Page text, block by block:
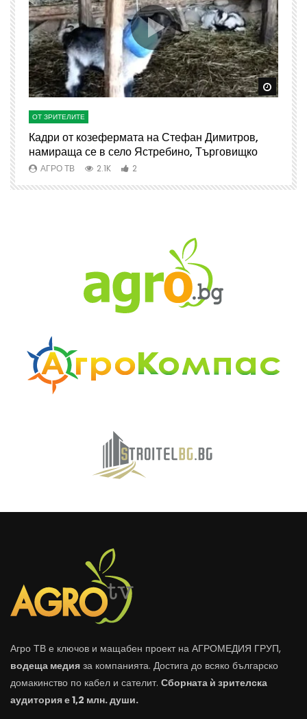
Watch Later Watch
ОТ ЗРИТЕЛИТЕ
Кадри от козефермата на Стефан Димитров,
намираща се в село Ястребино, Търговищко
АГРО ТВ 2.1K 2
Агро ТВ е ключов и мащабен проект на АГРОМЕДИЯ ГРУП,
водеща медия за компанията. Достига до всяко българско
домакинство по кабел и сателит. Сборната ѝ зрителска
аудитория е 1,2 млн. души.